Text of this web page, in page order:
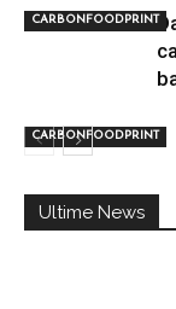
CARBONFOODPRINT
CARBONFOODPRINT
Ultime News